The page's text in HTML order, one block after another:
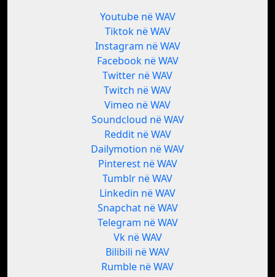
Youtube në WAV
Tiktok në WAV
Instagram në WAV
Facebook në WAV
Twitter në WAV
Twitch në WAV
Vimeo në WAV
Soundcloud në WAV
Reddit në WAV
Dailymotion në WAV
Pinterest në WAV
Tumblr në WAV
Linkedin në WAV
Snapchat në WAV
Telegram në WAV
Vk në WAV
Bilibili në WAV
Rumble në WAV